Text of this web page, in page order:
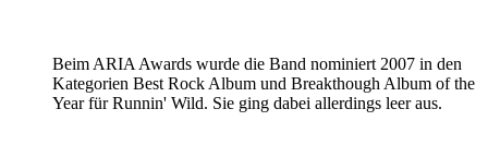
Beim ARIA Awards wurde die Band nominiert 2007 in den
Kategorien Best Rock Album und Breakthough Album of the
Year für Runnin' Wild. Sie ging dabei allerdings leer aus.